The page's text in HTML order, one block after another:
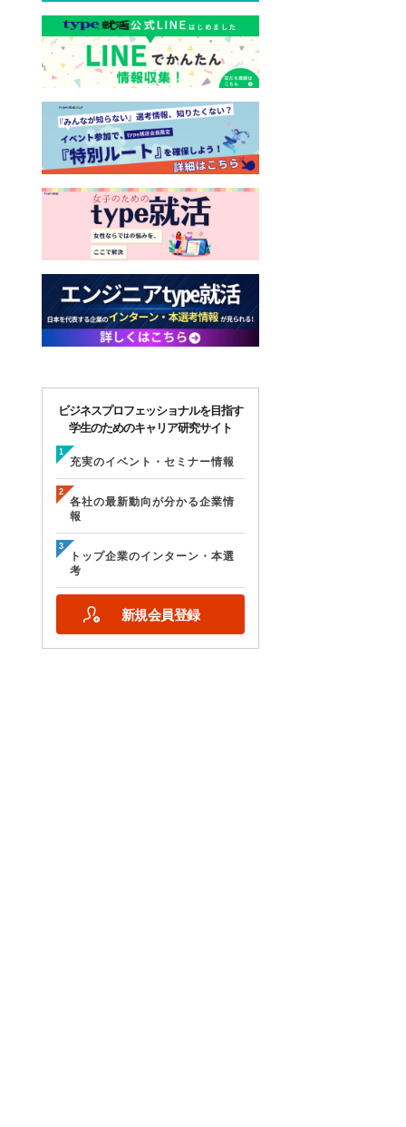
ビジネスプロフェッショナルを目指す
学生のためのキャリア研究サイト
充実のイベント・セミナー情報
各社の最新動向が分かる企業情
報
トップ企業のインターン・本選
考
新規会員登録